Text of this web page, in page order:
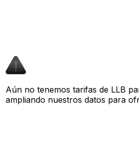
Aún no tenemos tarifas de LLB
ampliando nuestros datos para